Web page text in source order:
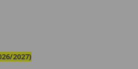
2027)